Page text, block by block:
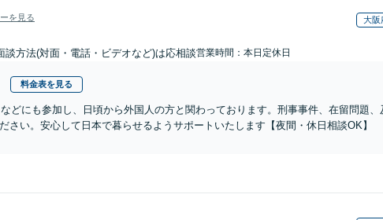
を見る 大阪
談方法(対面・電話・ビデオなど)は応相談営業時間：本日定休日
料金表を見る
どにも参加し、日頃から外国人の方と関わっております。刑事事件、在留問題、
さい。安心して日本で暮らせるようサポートいたします【夜間・休日相談OK】